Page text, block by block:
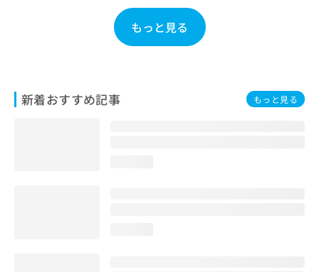
もっと見る
新着おすすめ記事 もっと見る
は
こ